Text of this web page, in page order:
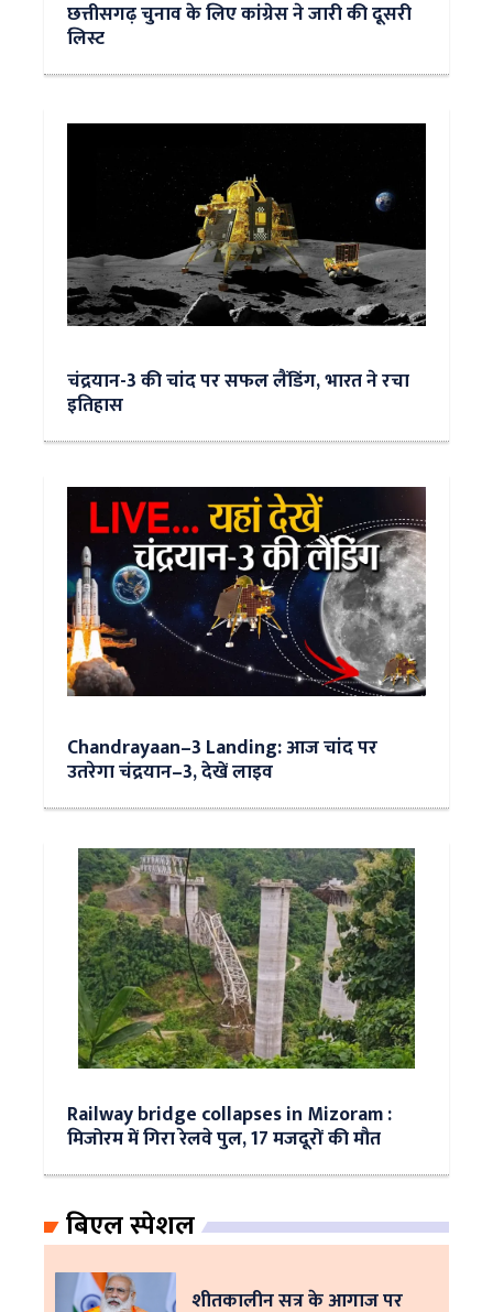
छत्तीसगढ़ चुनाव के लिए कांग्रेस ने जारी की दूसरी
लिस्ट
चंद्रयान-3 की चांद पर सफल लैंडिंग, भारत ने रचा
इतिहास
Chandrayaan–3 Landing: आज चांद पर
उतरेगा चंद्रयान–3, देखें लाइव
Railway bridge collapses in Mizoram :
मिजोरम में गिरा रेलवे पुल, 17 मजदूरों की मौत
बिएल स्पेशल
शीतकालीन सत्र के आगाज पर